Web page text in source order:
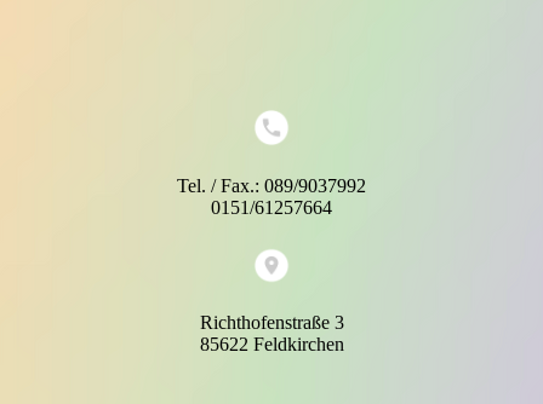
Tel. / Fax.: 089/9037992
0151/61257664
Richthofenstraße 3
85622 Feldkirchen